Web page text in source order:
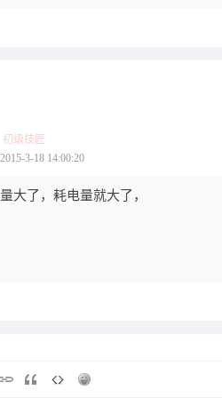
初级技匠
3-18 14:00:20
大了，耗电量就大了，